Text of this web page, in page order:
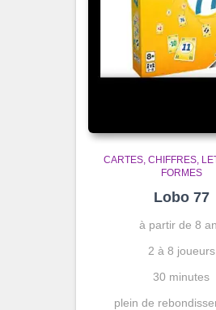
CARTES CHIFFRES,
FORMES
Lobo 77
à partir de 8
2 à 8 joueurs
30 minutes
plein de